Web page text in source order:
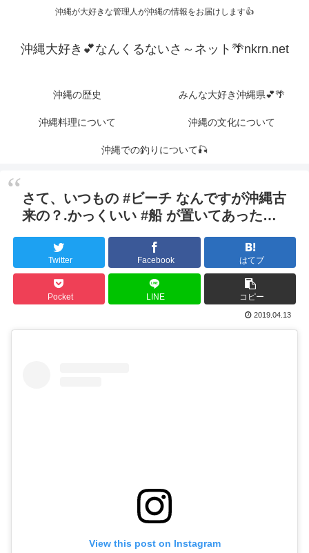
沖縄が大好きな管理人が沖縄の情報をお届けします👍
沖縄大好き💕なんくるないさ～ネット🌴nkrn.net
沖縄の歴史 みんな大好き沖縄県💕🌴
沖縄料理について 沖縄の文化について
沖縄での釣りについて🎣
さて、いつもの #ビーチ なんですが沖縄古
来の？.かっくいい #船 が置いてあった…
Twitter Facebook はてブ
Pocket LINE コピー
2019.04.13
View this post on Instagram